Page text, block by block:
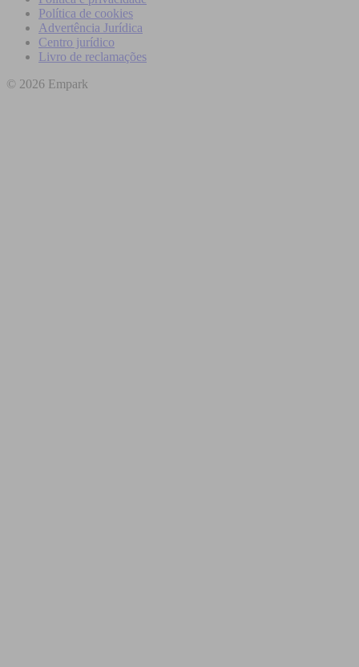
Política de cookies
Advertência Jurídica
Centro jurídico
Livro de reclamações
© 2026 Empark